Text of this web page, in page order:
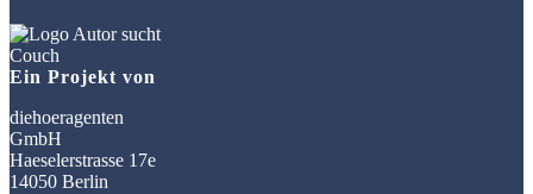
Ein Projekt von
diehoeragenten
GmbH
Haeselerstrasse 17e
14050 Berlin